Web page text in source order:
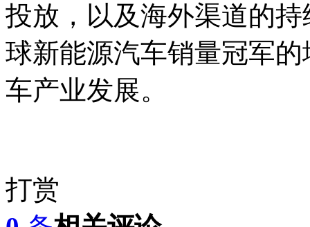
投放，以及海外渠道的
球新能源汽车销量冠军
车产业发展。
打赏